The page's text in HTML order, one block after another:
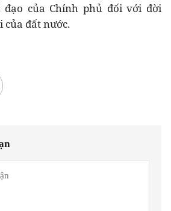
của Chính phủ đối với đời
của đất nước.